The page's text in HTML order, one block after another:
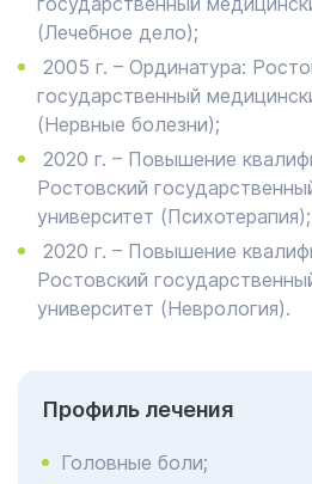
(Лечебное дело);
2005 г. – Ординатура:
государственный
(Нервные болезни);
2020 г. – Повышение
Ростовский
университет (Психотерапия);
2020 г. – Повышение
Ростовский
университет (Неврология).
Профиль лечения
Головные боли;